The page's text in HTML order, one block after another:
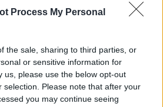
Process My Personal
the sale, sharing to third parties, or
or sensitive information for
us, please use the below opt-out
selection. Please note that after your
you may continue seeing
Χιώτη και Απόστολο Σταύρο
Πρωτάθλημα Κωπηλασίας
που δυναμώνουν τα οστά και
κατάγματος
σημαντική οικονομική